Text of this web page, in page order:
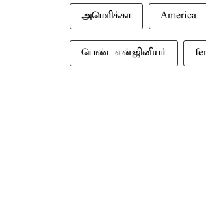
அமெரிக்கா America
பெண் என்ஜினீயர்